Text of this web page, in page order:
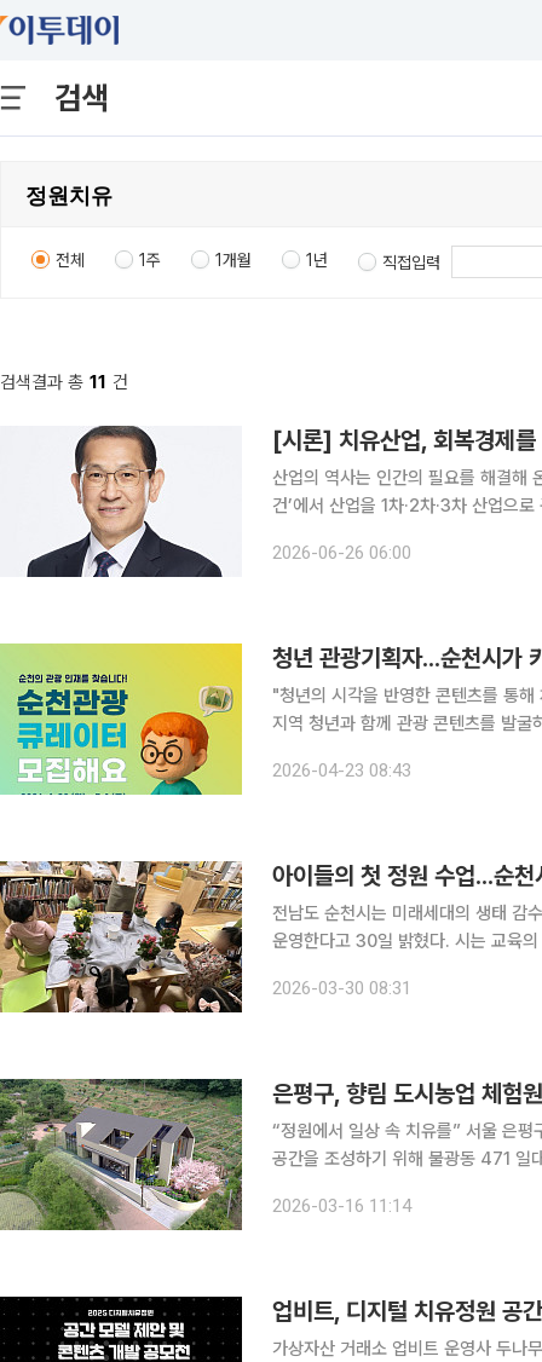
검색
전체 1주 1개월 1년 직접입력
검색결과 총 11 건
[시론] 치유산업, 회복경제
산업의 역사는 인간의 필요를 해결해
건’에서 산업을 1차·2차·3차 산업으
2026-06-26 06:00
청년 관광기획자...순천시가
"청년의 시각을 반영한 콘텐츠를 통해 체류
지역 청년과 함께 관광 콘텐츠를 발
2026-04-23 08:43
아이들의 첫 정원 수업...순
전남도 순천시는 미래세대의 생태 감
운영한다고 30일 밝혔다. 시는 교육의 내실 있는 운영을 위해 최근 참여기관 대상 워크숍을 개최했
대상으로 하는 생애주기 맞춤형 정원
2026-03-30 08:31
은평구, 향림 도시농업 체험
“정원에서 일상 속 치유를” 서울 은평구는 주민들에게 건강과 치유를 제공하는 도시 정원 및 공동체
공간을 조성하기 위해 불광동 471 일
림 도시농업 체험원을 중심으로 전국
2026-03-16 11:14
업비트, 디지털 치유정원 공
가상자산 거래소 업비트 운영사 두나